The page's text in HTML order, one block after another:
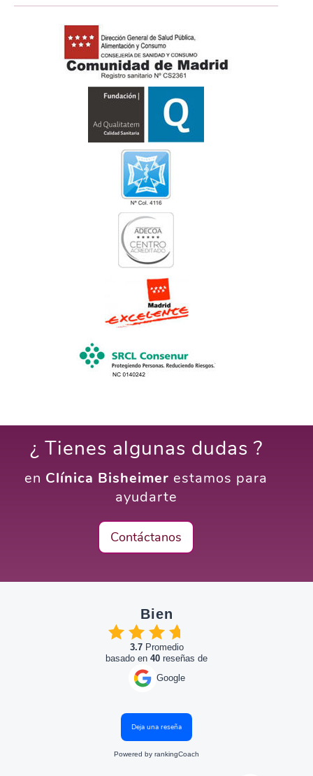
¿ Tienes algunas dudas ?
en Clínica Bisheimer estamos para
ayudarte
Contáctanos
Bien
3.7Promedio
basado en 40 reseñas de
Google
Deja una reseña
Powered by rankingCoach